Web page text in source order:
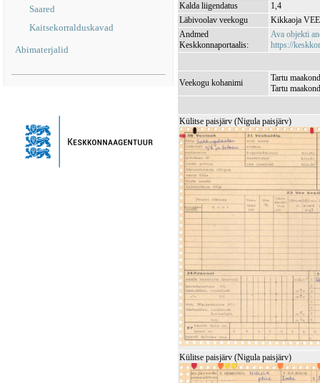
Saared
Kaitsekorralduskavad
Abimaterjalid
Kalda liigendatus
1,4
Läbivoolav veekogu
Kikkaoja
Andmed
Keskkonnaportaalis:
Ava objekti
https://
Veekogu kohanimi
Tartu
Tartu
Külitse paisjärv (Nigula paisjärv)
Külitse paisjärv (Nigula paisjärv)